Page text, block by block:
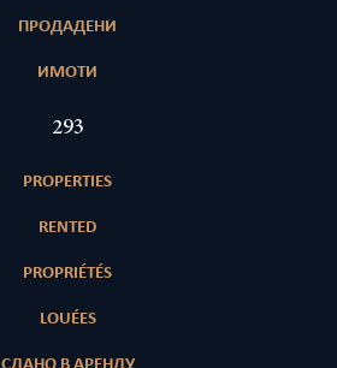
ПРОДАДЕНИ
ИМОТИ
423
PROPERTIES
RENTED
PROPRIÉTÉS
LOUÉES